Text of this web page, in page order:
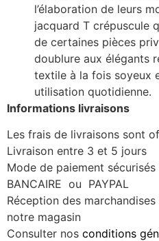
l’élaboration de leurs
jacquard T crépuscule
de certaines pièces
doublure aux élégants
textile à la fois soyeux
utilisation quotidienne.
Informations livraisons
Les frais de livraisons sont
Livraison entre 3 et 5 jours
Mode de paiement sécurisés
BANCAIRE ou PAYPAL
Réception des
notre magasin
Consulter nos conditions